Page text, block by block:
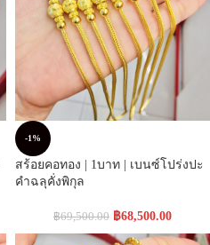
-1%
สร้อยคอทอง | 1บาท | เบนซ์โปร่งปะ
คำฉลุคั่งพิกุล
฿69,500.00 ฿68,500.00